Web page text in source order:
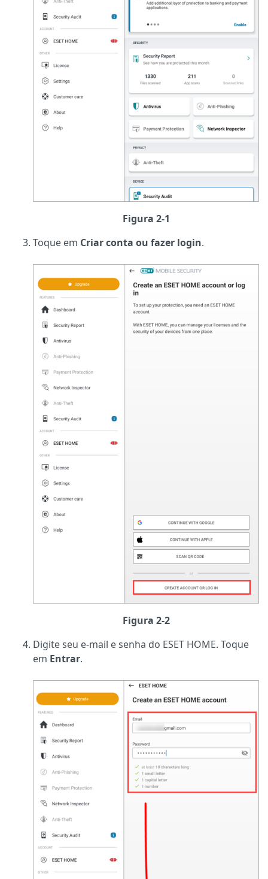
Figura 2-1
Toque em Criar conta ou fazer login.
Figura 2-2
Digite seu e-mail e senha do ESET HOME. Toque
em Entrar.